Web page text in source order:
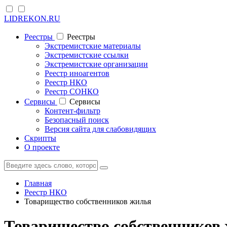
LIDREKON.RU
Реестры
Реестры
Экстремистские материалы
Экстремистские ссылки
Экстремистские организации
Реестр иноагентов
Реестр НКО
Реестр СОНКО
Cервисы
Cервисы
Контент-фильтр
Безопасный поиск
Версия сайта для слабовидящих
Скрипты
О проекте
Главная
Реестр НКО
Товарищество собственников жилья